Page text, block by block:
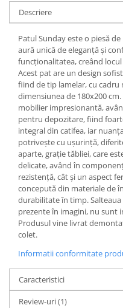
Descriere
Patul Sunday este o piesă
aură unică de eleganță și
funcționalitatea, creând
Acest pat are un design
fiind de tip lamelar, cu cadru
dimensiunea de 180x200
mobilier impresionantă,
pentru depozitare, fiind
integral din catifea, iar
potrivește cu ușurință,
aparte, grație tăbliei, care
delicate, având în
rezistență, cât și un aspect
concepută din materiale de
durabilitate în timp.
prezente în imagini, nu sunt
Produsul vine livrat
colet.
Informatii conformitate
Caracteristici
Review-uri(1)